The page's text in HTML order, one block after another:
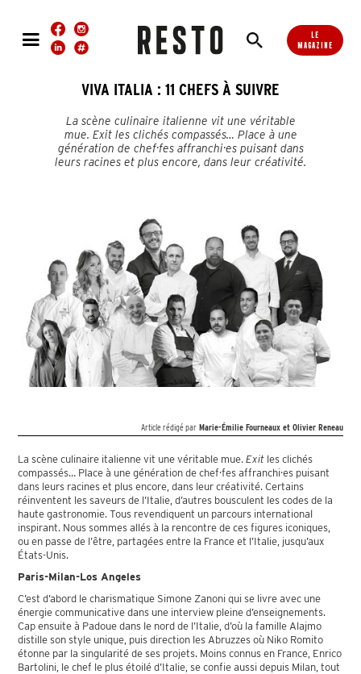
LE
MAGAZINE
VIVA ITALIA : 11 CHEFS À SUIVRE
La scène culinaire italienne vit une véritable
mue. Exit les clichés compassés… Place à une
génération de chef·fes affranchi·es puisant dans
leurs racines et plus encore, dans leur créativité.
Article rédigé par Marie-Émilie Fourneaux et Olivier Reneau
La scène culinaire italienne vit une véritable mue.Exit les clichés
compassés… Place à une génération de chef·fes affranchi·es puisant
dans leurs racines et plus encore, dans leur créativité. Certains
réinventent les saveurs de l’Italie, d’autres bousculent les codes de la
haute gastronomie. Tous revendiquent un parcours international
inspirant. Nous sommes allés à la rencontre de ces figures iconiques,
ou en passe de l’être, partagées entre la France et l’Italie, jusqu’aux
États-Unis.
Paris-Milan-Los Angeles
C’est d’abord le charismatique Simone Zanoni qui se livre avec une
énergie communicative dans une interview pleine d’enseignements.
Cap ensuite à Padoue dans le nord de l’Italie, d’où la famille Alajmo
distille son style unique, puis direction les Abruzzes où Niko Romito
étonne par la singularité de ses projets. Moins connus en France, Enrico
Bartolini, le chef le plus étoilé d’Italie, se confie aussi depuis Milan, tout